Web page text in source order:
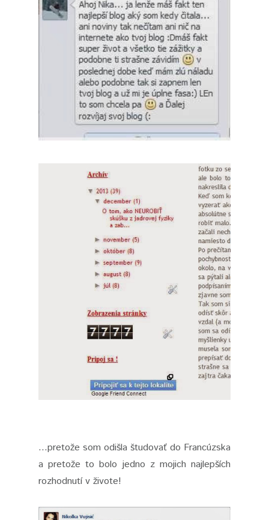
...pretože som odišla študovať do Francúzska
a pretože to bolo jedno z mojich najlepších
rozhodnutí v živote!